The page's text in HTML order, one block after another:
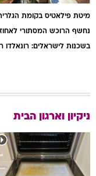
מיטת פילאטיס בקומת
נחשף הרוכש המסתורי
בשכנות לישראלים:
ניקיון וארגון הבית